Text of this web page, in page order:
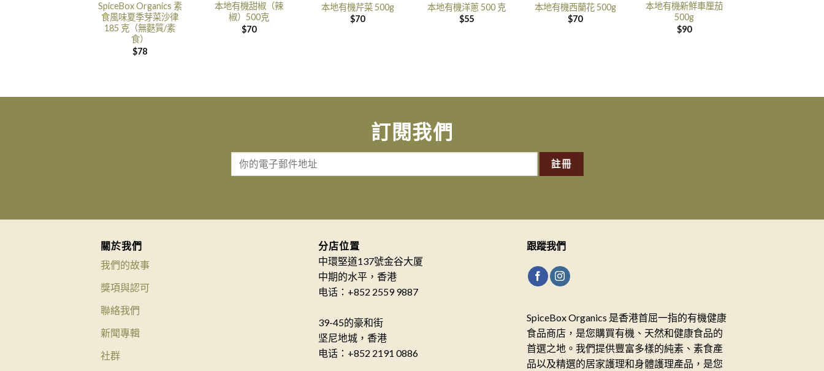
SpiceBox Organics 素
食風味夏季芽菜沙律
185 克（無麩質/素
食）
$78
本地有機甜椒（辣
椒）500克
$70
本地有機芹菜 500g
$70
本地有機洋蔥 500 克
$55
本地有機西蘭花 500g
$70
本地有機新鮮車厘茄
500g
$90
訂閱我們
關於我們
我們的故事
獎項與認可
聯絡我們
新聞專輯
社群
分店位置
中環堅道137號金谷大厦
中期的水平，香港
电话：+852 2559 9887
39-45的豪和街
坚尼地城，香港
电话：+852 2191 0886
跟蹤我們
SpiceBox Organics 是香港首屈一指的有機健康
食品商店，是您購買有機、天然和健康食品的
首選之地。我們提供豐富多樣的純素、素食產
品以及精選的居家護理和身體護理產品，是您